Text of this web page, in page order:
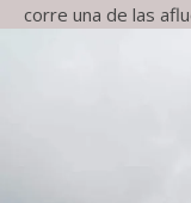
corre una de las